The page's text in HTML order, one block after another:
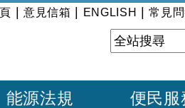
意見信箱 ENGLISH |常見
能源法規 便民服